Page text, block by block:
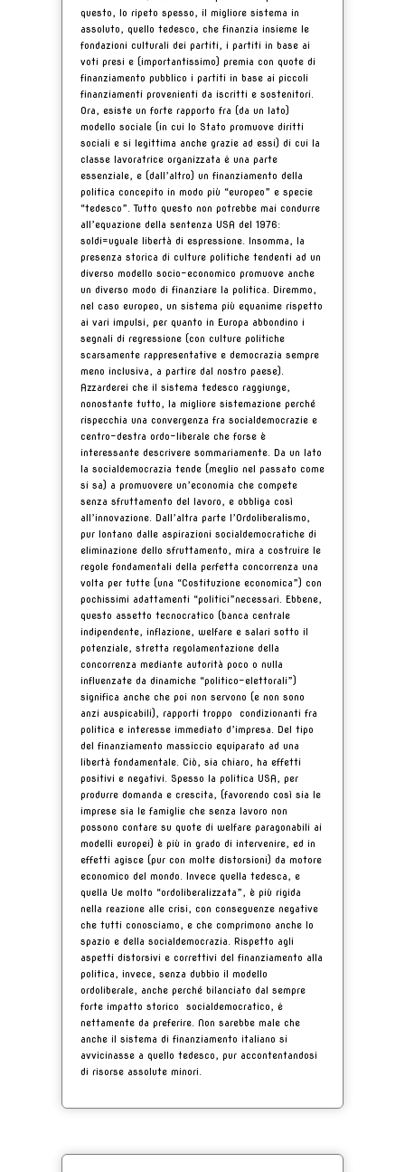
questo, lo ripeto spesso, il migliore sistema in
assoluto, quello tedesco, che finanzia insieme le
fondazioni culturali dei partiti, i partiti in base ai
voti presi e (importantissimo) premia con quote di
finanziamento pubblico i partiti in base ai piccoli
finanziamenti provenienti da iscritti e sostenitori.
Ora, esiste un forte rapporto fra (da un lato)
modello sociale (in cui lo Stato promuove diritti
sociali e si legittima anche grazie ad essi) di cui la
classe lavoratrice organizzata ė una parte
essenziale, e (dall’altro) un finanziamento della
politica concepito in modo più “europeo” e specie
“tedesco”. Tutto questo non potrebbe mai condurre
all’equazione della sentenza USA del 1976:
soldi=uguale libertà di espressione. Insomma, la
presenza storica di culture politiche tendenti ad un
diverso modello socio-economico promuove anche
un diverso modo di finanziare la politica. Diremmo,
nel caso europeo, un sistema più equanime rispetto
ai vari impulsi, per quanto in Europa abbondino i
segnali di regressione (con culture politiche
scarsamente rappresentative e democrazia sempre
meno inclusiva, a partire dal nostro paese).
Azzarderei che il sistema tedesco raggiunge,
nonostante tutto, la migliore sistemazione perché
rispecchia una convergenza fra socialdemocrazie e
centro-destra ordo-liberale che forse è
interessante descrivere sommariamente. Da un lato
la socialdemocrazia tende (meglio nel passato come
si sa) a promuovere un’economia che compete
senza sfruttamento del lavoro, e obbliga così
all’innovazione. Dall’altra parte l’Ordoliberalismo,
pur lontano dalle aspirazioni socialdemocratiche di
eliminazione dello sfruttamento, mira a costruire le
regole fondamentali della perfetta concorrenza una
volta per tutte (una “Costituzione economica”) con
pochissimi adattamenti “politici”necessari. Ebbene,
questo assetto tecnocratico (banca centrale
indipendente, inflazione, welfare e salari sotto il
potenziale, stretta regolamentazione della
concorrenza mediante autorità poco o nulla
influenzate da dinamiche “politico-elettorali”)
significa anche che poi non servono (e non sono
anzi auspicabili), rapporti troppo condizionanti fra
politica e interesse immediato d’impresa. Del tipo
del finanziamento massiccio equiparato ad una
libertà fondamentale. Ciò, sia chiaro, ha effetti
positivi e negativi. Spesso la politica USA, per
produrre domanda e crescita, (favorendo così sia le
imprese sia le famiglie che senza lavoro non
possono contare su quote di welfare paragonabili ai
modelli europei) è più in grado di intervenire, ed in
effetti agisce (pur con molte distorsioni) da motore
economico del mondo. Invece quella tedesca, e
quella Ue molto “ordoliberalizzata”, è più rigida
nella reazione alle crisi, con conseguenze negative
che tutti conosciamo, e che comprimono anche lo
spazio e della socialdemocrazia. Rispetto agli
aspetti distorsivi e correttivi del finanziamento alla
politica, invece, senza dubbio il modello
ordoliberale, anche perché bilanciato dal sempre
forte impatto storico socialdemocratico, ė
nettamente da preferire. Non sarebbe male che
anche il sistema di finanziamento italiano si
avvicinasse a quello tedesco, pur accontentandosi
di risorse assolute minori.